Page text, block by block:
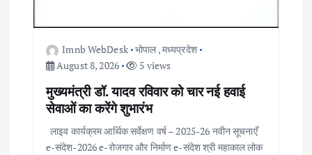
Imnb WebDesk भोपाल,मध्यप्रदेश
August 8, 2026
5 views
मुख्यमंत्री डॉ. यादव रविवार को चार नई हवाई
सेवाओं का करेंगे शुभारंभ
लाइव कार्यक्रम आर्थिक सर्वेक्षण वर्ष – 2025-26 नवीन सूचनाएँ
e-संदेश-2026 e-रोजगार और निर्माण e-संदेश श्री महाकाल लोक